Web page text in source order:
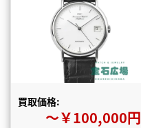
買取価格:
〜￥100,000円